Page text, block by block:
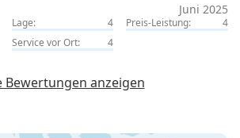
Juni 2025
Lage: 4 Preis-Leistung:
4
Service vor Ort: 4
Bewertungen anzeigen